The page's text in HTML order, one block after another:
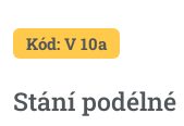
Kód: V 10a
Stání podélné